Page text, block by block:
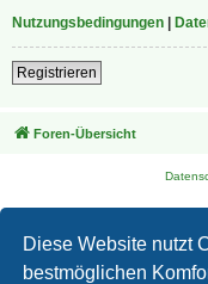
Diese Website nutzt
bestmöglichen
Nutzungsbedingungen
Registrieren
Foren-Übersicht